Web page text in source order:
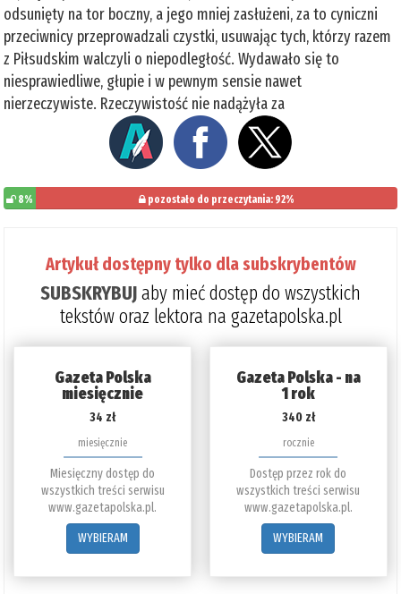
odsunięty na tor boczny, a jego mniej zasłużeni, za to cyniczni
przeciwnicy przeprowadzali czystki, usuwając tych, którzy razem
z Piłsudskim walczyli o niepodległość. Wydawało się to
niesprawiedliwe, głupie i w pewnym sensie nawet
nierzeczywiste. Rzeczywistość nie nadążyła za
8% pozostało do przeczytania: 92%
Artykuł dostępny tylko dla subskrybentów
SUBSKRYBUJaby mieć dostęp do wszystkich
tekstów oraz lektora na gazetapolska.pl
Gazeta Polska
miesięcznie
34 zł
miesięcznie
Miesięczny dostęp do
wszystkich treści serwisu
www.gazetapolska.pl.
WYBIERAM
Gazeta Polska - na
1 rok
340 zł
rocznie
Dostęp przez rok do
wszystkich treści serwisu
www.gazetapolska.pl.
WYBIERAM